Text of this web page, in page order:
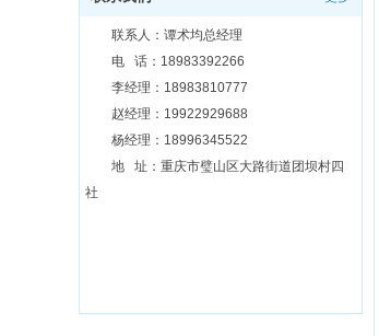
联系人：谭术均总经理
电 话：18983392266
李经理：18983810777
赵经理：19922929688
杨经理：18996345522
地 址：重庆市璧山区大路街道团坝村四
社